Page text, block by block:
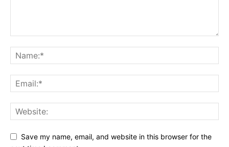
Save my name, email, and website in this browser for the